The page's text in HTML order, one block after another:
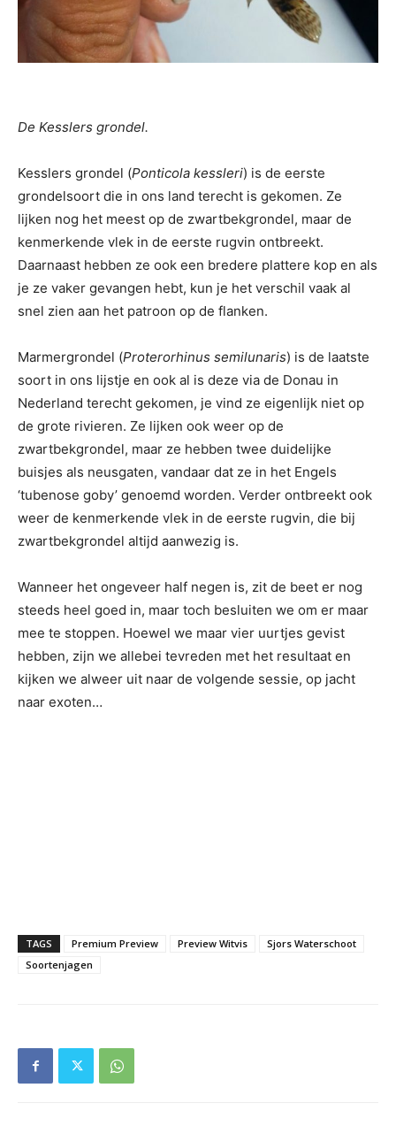
De Kesslers grondel.
Kesslers grondel (Ponticola kessleri) is de eerste
grondelsoort die in ons land terecht is gekomen. Ze
lijken nog het meest op de zwartbekgrondel, maar de
kenmerkende vlek in de eerste rugvin ontbreekt.
Daarnaast hebben ze ook een bredere plattere kop en als
je ze vaker gevangen hebt, kun je het verschil vaak al
snel zien aan het patroon op de flanken.
Marmergrondel (Proterorhinus semilunaris) is de laatste
soort in ons lijstje en ook al is deze via de Donau in
Nederland terecht gekomen, je vind ze eigenlijk niet op
de grote rivieren. Ze lijken ook weer op de
zwartbekgrondel, maar ze hebben twee duidelijke
buisjes als neusgaten, vandaar dat ze in het Engels
‘tubenose goby’ genoemd worden. Verder ontbreekt ook
weer de kenmerkende vlek in de eerste rugvin, die bij
zwartbekgrondel altijd aanwezig is.
Wanneer het ongeveer half negen is, zit de beet er nog
steeds heel goed in, maar toch besluiten we om er maar
mee te stoppen. Hoewel we maar vier uurtjes gevist
hebben, zijn we allebei tevreden met het resultaat en
kijken we alweer uit naar de volgende sessie, op jacht
naar exoten…
TAGS Premium Preview Preview Witvis
Sjors Waterschoot
Soortenjagen